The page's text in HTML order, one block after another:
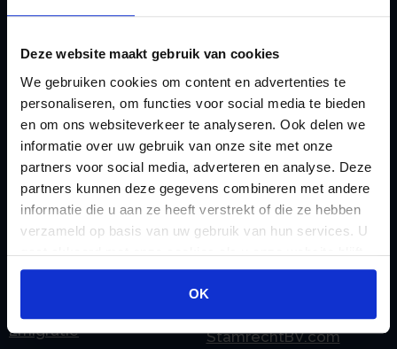
Deze website maakt gebruik van cookies
We gebruiken cookies om content en advertenties te
personaliseren, om functies voor social media te bieden
en om ons websiteverkeer te analyseren. Ook delen we
informatie over uw gebruik van onze site met onze
partners voor social media, adverteren en analyse. Deze
partners kunnen deze gegevens combineren met andere
informatie die u aan ze heeft verstrekt of die ze hebben
verzameld op basis van uw gebruik van hun services. U
gaat akkoord met onze cookies als u onze website blijft
gebruiken.
OK
Checklist IB 2023 (PDF)
Checklist IB 2023 (Word)
Checklist IB 2024 (PDF)
Checklist IB 2024 (Word)
Checklist IB 2025 (PDF)
Checklist IB 2025 (Word)
eHerkenning voor uw
Emigratie
M
Mogelijkheden
Stamrecht BV
O
ODV BV
Ontbinden Stamrecht
BV
Onzakelijke lening
StamrechtBV.com